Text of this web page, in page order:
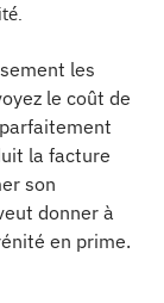
les
le coût de
la facture
son
donner à
en prime.